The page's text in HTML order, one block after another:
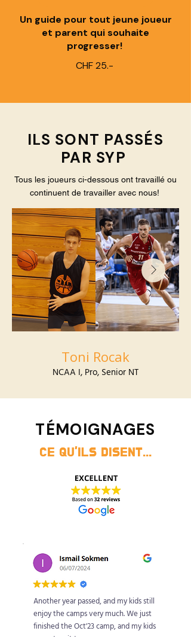
Un guide pour tout jeune joueur
et parent qui souhaite
progresser!
CHF 25.-
ILS SONT PASSÉS
PAR SYP
Tous les joueurs ci-dessous ont travaillé ou
continuent de travailler avec nous!
Toni Rocak
NCAA I, Pro, Senior NT
TÉMOIGNAGES
CE QU'ILS DISENT...
Another year passed, and my kids still
enjoy the camps very much. We just
finished the Oct'23 camp, and my kids